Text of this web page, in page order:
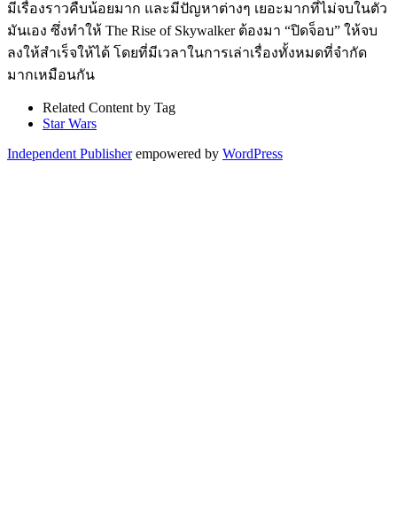
มีเรื่องราวคืบน้อยมาก และมีปัญหาต่างๆ เยอะมากที่ไม่จบในตัว
มันเอง ซึ่งทำให้ The Rise of Skywalker ต้องมา “ปิดจ็อบ” ให้จบ
ลงให้สำเร็จให้ได้ โดยที่มีเวลาในการเล่าเรื่องทั้งหมดที่จำกัด
มากเหมือนกัน
Related Content by Tag
Star Wars
Independent Publisherempowered by WordPress